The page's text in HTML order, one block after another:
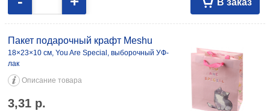
Пакет подарочный крафт Meshu
18×23×10 см, You Are Special, выборочный УФ-
лак
Описание товара
3,31 р.